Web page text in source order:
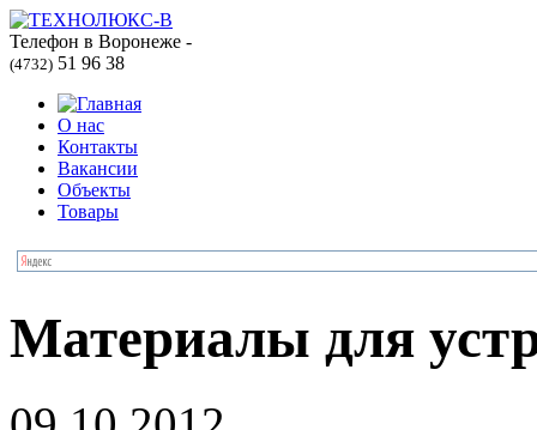
Телефон в Воронеже -
(4732) 51 96 38
О нас
Контакты
Вакансии
Объекты
Товары
Материалы для